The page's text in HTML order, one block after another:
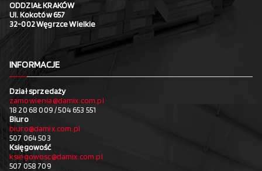
ODDZIAŁ KRAKÓW
Ul. Kokotów 657
32-002 Węgrzce Wielkie
INFORMACJE
Dział sprzedaży
zamowienia@damix.com.pl
18 20 68 009 / 504 653 551
Biuro
biuro@damix.com.pl
507 064 503
Księgowość
ksiegowosc@damix.com.pl
507 058 709